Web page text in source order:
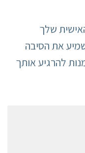
שלך
את הסיבה
להרגיע אותך